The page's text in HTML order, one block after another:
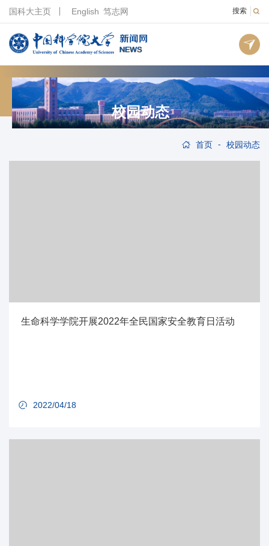
搜索
国科大主页 English 笃志网
校园动态
首页 - 校园动态
生命科学学院开展2022年全民国家安全教育日活动
2022/04/18